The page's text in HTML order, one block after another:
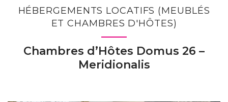
HÉBERGEMENTS LOCATIFS (MEUBLÉS
ET CHAMBRES D'HÔTES)
Chambres d’Hôtes Domus 26 –
Meridionalis